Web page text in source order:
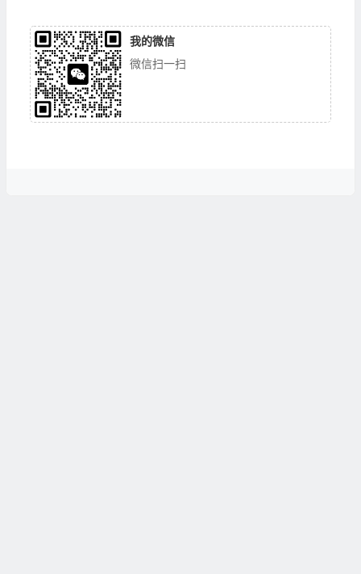
我的微信
微信扫一扫